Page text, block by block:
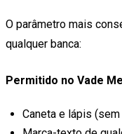
O parâmetro mais
qualquer banca:
Permitido no Vade
Caneta e lápis